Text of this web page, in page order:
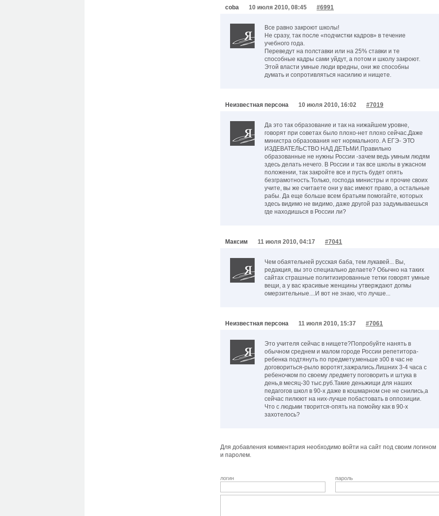
coba 10 июля 2010, 08:45 #6991
Все равно закроют школы!
Не сразу, так после «подчистки кадров» в течение
учебного года.
Переведут на полставки или на 25% ставки и те
способные кадры сами уйдут, а потом и школу закроют.
Этой власти умные люди вредны, они же способны
думать и сопротивляться насилию и нищете.
Неизвестная персона 10 июля 2010, 16:02 #7019
Да это так образование и так на нижайшем уровне,
говорят при советах было плохо-нет плохо сейчас.Даже
министра образования нет нормального. А ЕГЭ- ЭТО
ИЗДЕВАТЕЛЬСТВО НАД ДЕТЬМИ.Правильно
образованные не нужны России -зачем ведь умным людям
здесь делать нечего. В России и так все школы в ужасном
положении, так закройте все и пусть будет опять
безграмотность.Только, господа министры и прочие своих
учите, вы же считаете они у вас имеют право, а остальные
рабы. Да еще больше всем братьям помогайте, которых
здесь видимо не видимо, даже другой раз задумываешься
где находишься в России ли?
Максим 11 июля 2010, 04:17 #7041
Чем обаятельней русская баба, тем лукавей... Вы,
редакция, вы это специально делаете? Обычно на таких
сайтах страшные политизированные тетки говорят умные
вещи, а у вас красивые женщины утверждают догмы
омерзительные....И вот не знаю, что лучше...
Неизвестная персона 11 июля 2010, 15:37 #7061
Это учителя сейчас в нищете?Попробуйте нанять в
обычном среднем и малом городе России репетитора-
ребенка подтянуть по предмету,меньше з00 в час не
договориться-рыло воротят,зажрались.Лишних 3-4 часа с
ребеночком по своему лредмету поговорить и штука в
день,в месяц-30 тыс.руб.Такие деньжищи для наших
педагогов школ в 90-х даже в кошмарном сне не снились,а
сейчас пилюют на них-лучше побастовать в оппозиции.
Что с людьми творится-опять на помойку как в 90-х
захотелось?
Для добавления комментария необходимо войти на сайт под своим логином
и паролем.
логин пароль